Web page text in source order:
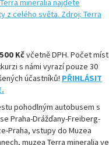
Kčvčetně DPH. Počet míst
s námi vyrazí pouze 30
účastníků! PŘIHLÁSIT
pohodlným autobusem s
Praha-Drážďany-Freiberg-
Praha, vstupy do Muzea
muzea Terra mineralia ve